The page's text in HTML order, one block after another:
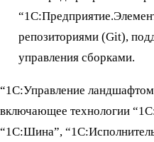
репозиториями (Git),
управления сборками.
“1С:Управление
включающее технологии
“1С:Шина”,